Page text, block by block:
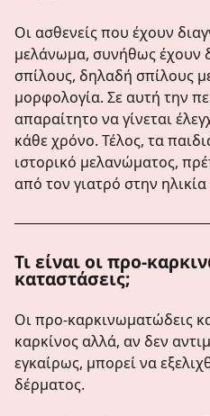
Οι ασθενείς που έχουν
μελάνωμα, συνήθως έχουν
σπίλους, δηλαδή σπίλους
μορφολογία. Σε αυτή την
απαραίτητο να γίνεται
κάθε χρόνο. Τέλος, τα
ιστορικό μελανώματος,
από τον γιατρό στην
Τι είναι οι προ-
καταστάσεις;
Οι προ-καρκινωματώδεις
καρκίνος αλλά, αν δεν
εγκαίρως, μπορεί να
δέρματος.